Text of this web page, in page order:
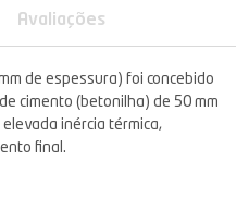
Avaliações
de espessura) foi concebido
cimento (betonilha) de 50 mm
elevada inércia térmica,
final.